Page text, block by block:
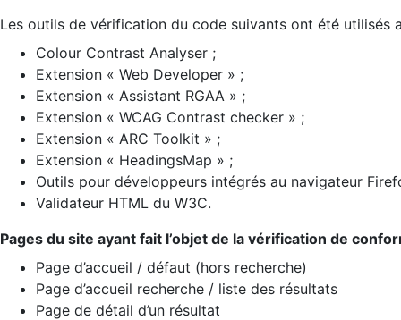
Les outils de vérification du code suivants ont été utilisés
Colour Contrast Analyser ;
Extension « Web Developer » ;
Extension « Assistant RGAA » ;
Extension « WCAG Contrast checker » ;
Extension « ARC Toolkit » ;
Extension « HeadingsMap » ;
Outils pour développeurs intégrés au navigateur
Validateur HTML du W3C.
Pages du site ayant fait l’objet de la vérification de
Page d’accueil / défaut (hors recherche)
Page d’accueil recherche / liste des résultats
Page de détail d’un résultat